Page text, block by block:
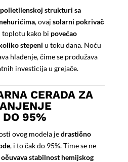
strukturi sa
, ovaj solarni pokrivač
kako bi povećao
stepeni u toku dana. Noću
hlađenje, čime se produžava
investicija u grejače.
CERADA ZA
DO 95%
ovog modela jedrastično
, i to čak do 95%. Time se ne
očuvava stabilnost hemijskog